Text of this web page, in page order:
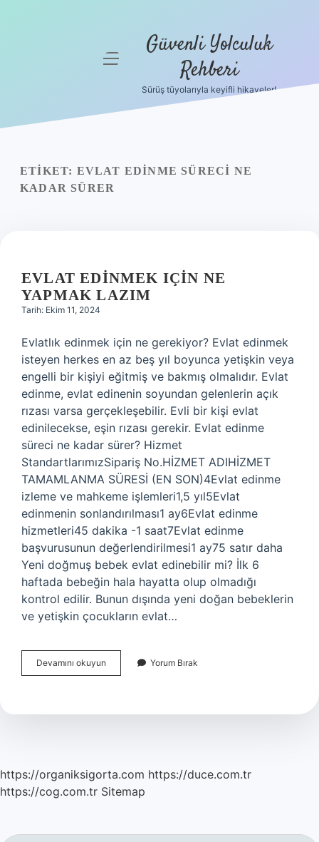
Yasal Uyarı
menüyü Güvenli Yolculuk
Rehberi
Sürüş tüyolarıyla keyifli hikayeler!
ETIKET: EVLAT EDINME SÜRECI NE
KADAR SÜRER
EVLAT EDINMEK IÇIN NE
YAPMAK LAZIM
Tarih: Ekim 11, 2024
Evlatlık edinmek için ne gerekiyor? Evlat edinmek
isteyen herkes en az beş yıl boyunca yetişkin veya
engelli bir kişiyi eğitmiş ve bakmış olmalıdır. Evlat
edinme, evlat edinenin soyundan gelenlerin açık
rızası varsa gerçekleşebilir. Evli bir kişi evlat
edinilecekse, eşin rızası gerekir. Evlat edinme
süreci ne kadar sürer? Hizmet
StandartlarımızSipariş No.HİZMET ADIHİZMET
TAMAMLANMA SÜRESİ (EN SON)4Evlat edinme
izleme ve mahkeme işlemleri1,5 yıl5Evlat
edinmenin sonlandırılması1 ay6Evlat edinme
hizmetleri45 dakika -1 saat7Evlat edinme
başvurusunun değerlendirilmesi1 ay75 satır daha
Yeni doğmuş bebek evlat edinebilir mi? İlk 6
haftada bebeğin hala hayatta olup olmadığı
kontrol edilir. Bunun dışında yeni doğan bebeklerin
ve yetişkin çocukların evlat…
Devamını okuyun
Edinmek
Yapmak
Yorum Bırak
https://organiksigorta.com https://duce.com.tr
https://cog.com.tr Sitemap